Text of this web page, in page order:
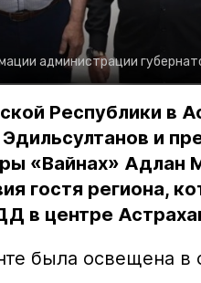
администрации
Республики в
и
«Вайнах» Адлан
гостя региона,
в центре
была освещена в